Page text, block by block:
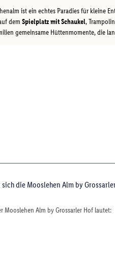
ist ein echtes Paradies für kleine
dem Spielplatz mit Schaukel,
gemeinsame Hüttenmomente, die
die Mooslehen Alm by
Mooslehen Alm by Grossarler Hof lautet: